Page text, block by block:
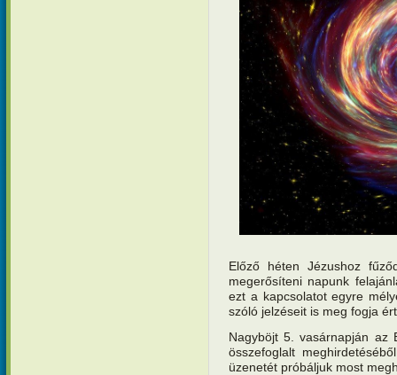
Előző héten Jézushoz
megerősíteni napunk
ezt a kapcsolatot egyre
szóló jelzéseit is meg fogja
Nagyböjt 5. vasárnapján az
összefoglalt
üzenetét próbáljuk most